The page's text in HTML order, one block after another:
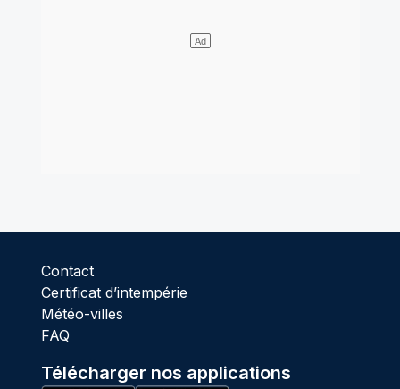
Contact
Certificat d’intempérie
Météo-villes
FAQ
Télécharger nos applications